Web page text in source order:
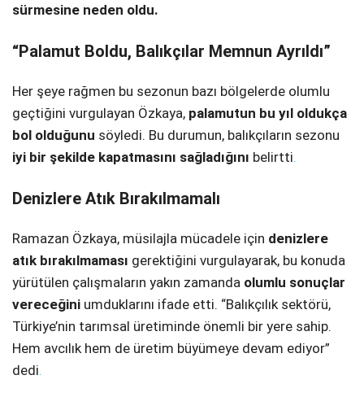
sürmesine neden oldu.
“Palamut Boldu, Balıkçılar Memnun Ayrıldı”
Her şeye rağmen bu sezonun bazı bölgelerde olumlu
geçtiğini vurgulayan Özkaya, palamutun bu yıl oldukça
bol olduğunu söyledi. Bu durumun, balıkçıların sezonu
iyi bir şekilde kapatmasını sağladığını belirtti.
Denizlere Atık Bırakılmamalı
Ramazan Özkaya, müsilajla mücadele için denizlere
atık bırakılmaması gerektiğini vurgulayarak, bu konuda
yürütülen çalışmaların yakın zamanda olumlu sonuçlar
vereceğini umduklarını ifade etti. “Balıkçılık sektörü,
Türkiye’nin tarımsal üretiminde önemli bir yere sahip.
Hem avcılık hem de üretim büyümeye devam ediyor”
dedi.